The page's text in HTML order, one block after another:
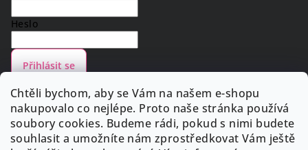
Chtěli bychom, aby se Vám na našem e-shopu
nakupovalo co nejlépe. Proto naše stránka používá
soubory cookies. Budeme rádi, pokud s nimi budete
souhlasit a umožníte nám zprostředkovat Vám ještě
Heslo
Přihlásit se
Nová registrace Zapomenuté heslo